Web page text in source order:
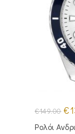
€149.00
was:
€
Ρολόι